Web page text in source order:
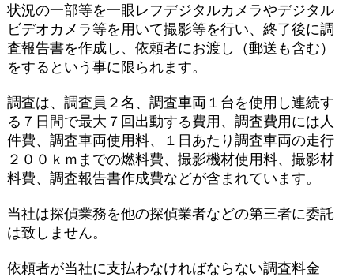
状況の一部等を一眼レフデジタルカメラやデジタル
ビデオカメラ等を用いて撮影等を行い、終了後に調
査報告書を作成し、依頼者にお渡し（郵送も含む）
をするという事に限られます。
調査は、調査員２名、調査車両１台を使用し連続す
る７日間で最大７回出動する費用、調査費用には人
件費、調査車両使用料、１日あたり調査車両の走行
２００ｋｍまでの燃料費、撮影機材使用料、撮影材
料費、調査報告書作成費などが含まれています。
当社は探偵業務を他の探偵業者などの第三者に委託
は致しません。
依頼者が当社に支払わなければならない調査料金